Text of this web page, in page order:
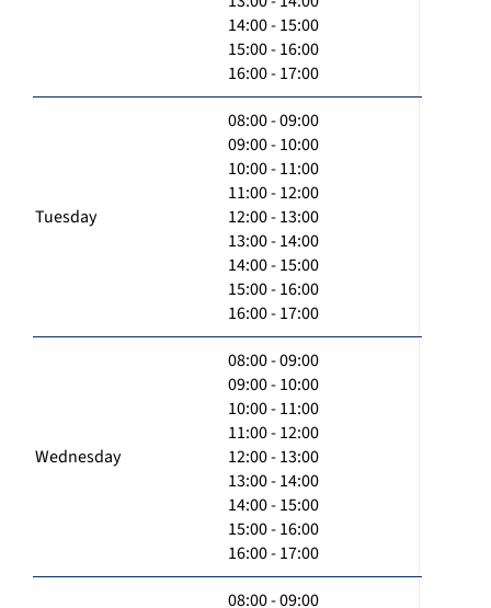
14:00 - 15:00
15:00 - 16:00
16:00 - 17:00
Tuesday
08:00 - 09:00
09:00 - 10:00
10:00 - 11:00
11:00 - 12:00
12:00 - 13:00
13:00 - 14:00
14:00 - 15:00
15:00 - 16:00
16:00 - 17:00
Wednesday
08:00 - 09:00
09:00 - 10:00
10:00 - 11:00
11:00 - 12:00
12:00 - 13:00
13:00 - 14:00
14:00 - 15:00
15:00 - 16:00
16:00 - 17:00
08:00 - 09:00